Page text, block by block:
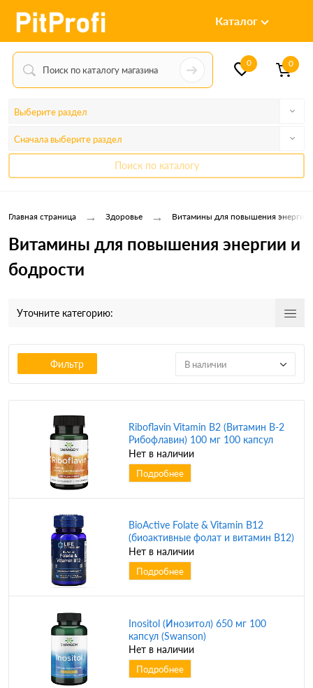
Каталог
0 0
Выберите раздел
Сначала выберите раздел
Поиск по каталогу
Главная страница → Здоровье → Витамины для повышения энергии
Витамины для повышения энергии и
бодрости
Уточните категорию:
Фильтр В наличии
Riboflavin Vitamin B2 (Витамин B-2
Рибофлавин) 100 мг 100 капсул
(Swanson)
Нет в наличии
Подробнее
BioActive Folate & Vitamin B12
(биоактивные фолат и витамин B12)
90 вег. капсул (Life Extension)
Нет в наличии
Подробнее
Inositol (Инозитол) 650 мг 100
капсул (Swanson)
Нет в наличии
Подробнее